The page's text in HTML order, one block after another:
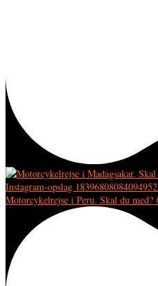
Instagram-opslag 18396808084094952
Motorcykelrejse i Peru. Skal du med?